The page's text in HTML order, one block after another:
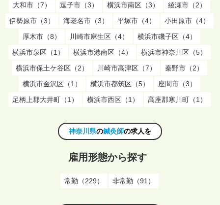
大和市（7）
逗子市（3） 横浜市南区（3）
綾瀬市（2）
伊勢原市（3）
海老名市（3） 平塚市（4）
小田原市（4）
厚木市（8）
川崎市麻生区（4）
横浜市磯子区（4）
横浜市泉区（1）
横浜市港南区（4）
横浜市神奈川区（5）
横浜市保土ケ谷区（2）
川崎市高津区（7）
秦野市（2）
横浜市金沢区（1）
横浜市都筑区（5）
座間市（3）
足柄上郡大井町（1）
横浜市西区（1） 高座郡寒川町（1）
神奈川県の鍼灸師の求人を
雇用形態から探す
常勤（229） 非常勤（91）